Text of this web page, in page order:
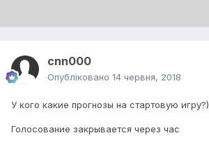
cnn000
Опубліковано 14 червня, 2018
У кого какие прогнозы на стартовую игру?)
Голосование закрывается через час